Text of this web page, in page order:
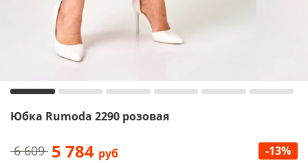
Юбка Rumoda 2290 розовая
6 609 5 784 руб -13%